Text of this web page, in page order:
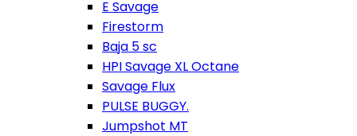
E Savage
Firestorm
Baja 5 sc
HPI Savage XL Octane
Savage Flux
PULSE BUGGY.
Jumpshot MT